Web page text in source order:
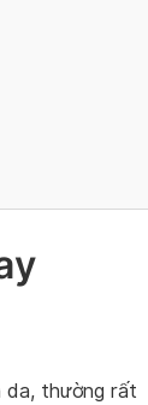
da, thường rất